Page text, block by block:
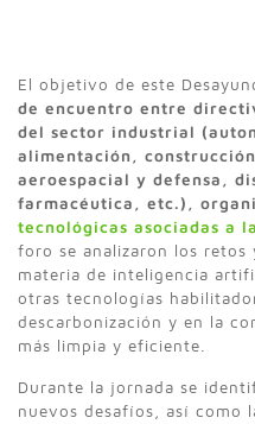
El objetivo de este
de encuentro entre
del sector industrial
alimentación,
aeroespacial y defensa,
farmacéutica, etc.),
tecnológicas asociadas a
foro se analizaron los retos
materia de inteligencia
otras tecnologías
descarbonización y en la
más limpia y eficiente.
Durante la jornada se
nuevos desafíos, así como